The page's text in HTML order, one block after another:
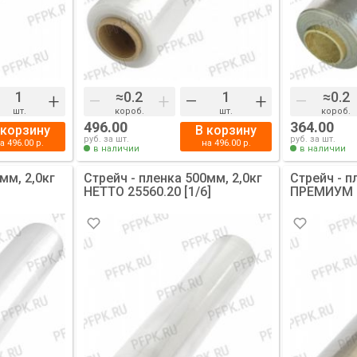
шт. +
496.00 р.
– короб. + – шт. +
496.00
руб. за шт.
в наличии
В корзину
на 496.00р.
– короб.
364.00
руб. за шт.
в наличии
2,0кг
Стрейч - пленка 500мм, 2,0кг
НЕТТО 25560.20 [1/6]
Стрейч -
ПРЕМИУМ